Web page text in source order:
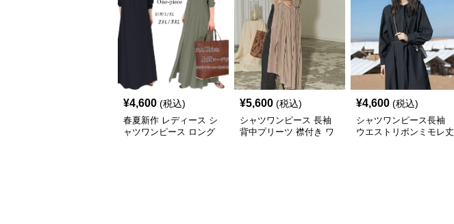
¥4,600 (税込)
春夏新作 レディース シ
ャツワンピース ロング
¥5,600 (税込)
シャツワンピース 長袖
背中プリーツ 襟付き ワ
¥4,600 (税込)
シャツワンピース長袖
ウエストリボンミモレ丈